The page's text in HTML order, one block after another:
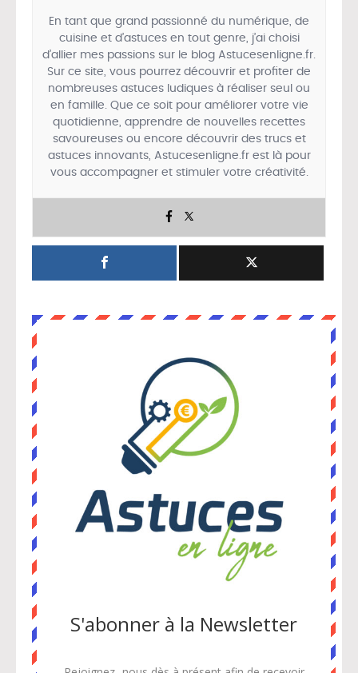
En tant que grand passionné du numérique, de
cuisine et d’astuces en tout genre, j’ai choisi
d’allier mes passions sur le blog Astucesenligne.fr.
Sur ce site, vous pourrez découvrir et profiter de
nombreuses astuces ludiques à réaliser seul ou
en famille. Que ce soit pour améliorer votre vie
quotidienne, apprendre de nouvelles recettes
savoureuses ou encore découvrir des trucs et
astuces innovants, Astucesenligne.fr est là pour
vous accompagner et stimuler votre créativité.
S'abonner à la Newsletter